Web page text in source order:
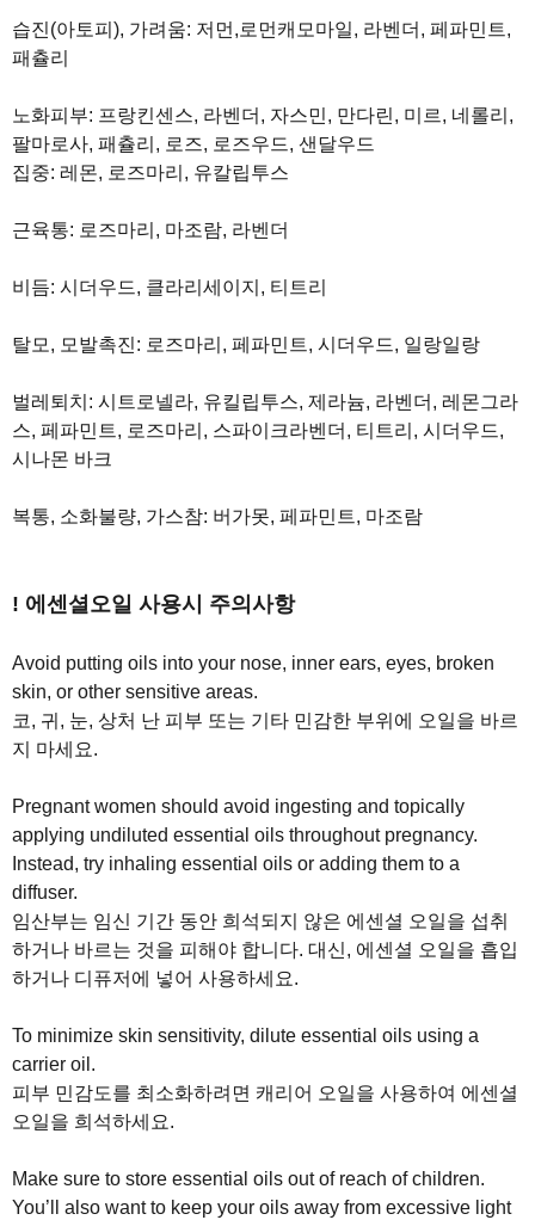
습진(아토피), 가려움: 저먼,로먼캐모마일, 라벤더, 페파민트,
패츌리
노화피부: 프랑킨센스, 라벤더, 자스민, 만다린, 미르, 네롤리,
팔마로사, 패츌리, 로즈, 로즈우드, 샌달우드
집중: 레몬, 로즈마리, 유칼립투스
근육통: 로즈마리, 마조람, 라벤더
비듬: 시더우드, 클라리세이지, 티트리
탈모, 모발촉진: 로즈마리, 페파민트, 시더우드, 일랑일랑
벌레퇴치: 시트로넬라, 유킬립투스, 제라늄, 라벤더, 레몬그라
스, 페파민트, 로즈마리, 스파이크라벤더, 티트리, 시더우드,
시나몬 바크
복통, 소화불량, 가스참: 버가못, 페파민트, 마조람
! 에센셜오일 사용시 주의사항
Avoid putting oils into your nose, inner ears, eyes, broken
skin, or other sensitive areas.
코, 귀, 눈, 상처 난 피부 또는 기타 민감한 부위에 오일을 바르
지 마세요.
Pregnant women should avoid ingesting and topically
applying undiluted essential oils throughout pregnancy.
Instead, try inhaling essential oils or adding them to a
diffuser.
임산부는 임신 기간 동안 희석되지 않은 에센셜 오일을 섭취
하거나 바르는 것을 피해야 합니다. 대신, 에센셜 오일을 흡입
하거나 디퓨저에 넣어 사용하세요.
To minimize skin sensitivity, dilute essential oils using a
carrier oil.
피부 민감도를 최소화하려면 캐리어 오일을 사용하여 에센셜
오일을 희석하세요.
Make sure to store essential oils out of reach of children.
You’ll also want to keep your oils away from excessive light